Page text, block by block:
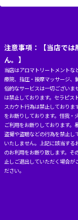
注意事項：【当店では
ん。】
当店はアロマトリートメントな
療院、指圧・按摩マッサージ、
俗的なサービスは一切ございま
は禁止しております。セラピス
スカウト行為は禁止しておりま
をお断りしております。怪我・
ご利用をお断りしております。
盗撮や盗聴などの行為を禁止し
いたしません。上記に該当す
のお利用をお断り致します。そ
止しご退出していただく場合が
ださい。